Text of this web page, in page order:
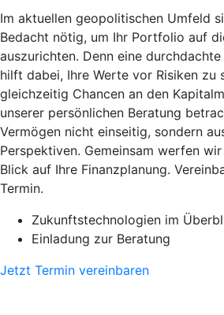
Im aktuellen geopolitischen Umfeld
Bedacht nötig, um Ihr Portfolio auf
auszurichten. Denn eine
hilft dabei, Ihre Werte vor Risiken zu
gleichzeitig Chancen an den
unserer persönlichen Beratung
Vermögen nicht einseitig, sondern
Perspektiven. Gemeinsam werfen
Blick auf Ihre Finanzplanung.
Termin.
Zukunftstechnologien im
Einladung zur Beratung
Jetzt Termin vereinbaren